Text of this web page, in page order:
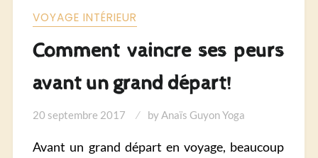
VOYAGE INTÉRIEUR
Comment vaincre ses peurs
avant un grand départ!
20 septembre 2017 byAnaïs Guyon Yoga
Avant un grand départ en voyage, beaucoup